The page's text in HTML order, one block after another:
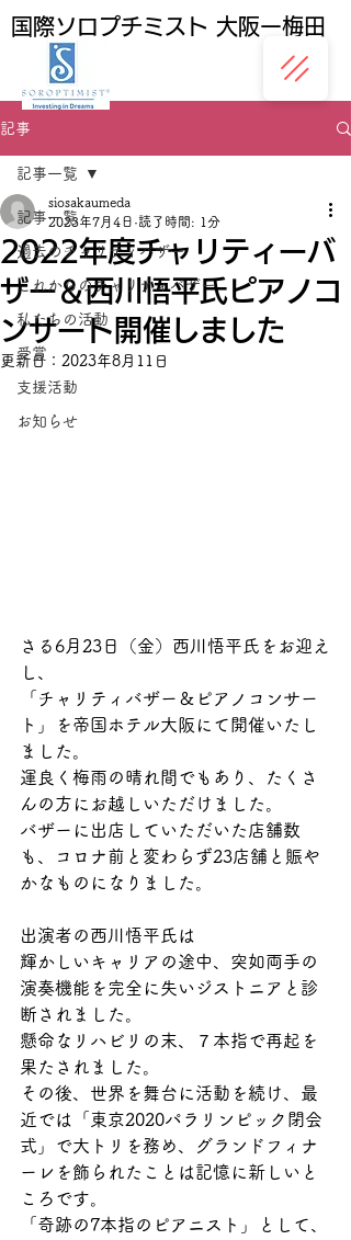
国際ソロプチミスト 大阪ー梅田
記事
記事一覧
過去のチャリティバザー
これからのチャリティバザー
私たちの活動
受賞
支援活動
お知らせ
記事一覧
2022年度チャリティーバ
ザー＆西川悟平氏ピアノコ
ンサート開催しました
siosakaumeda
2023年7月4日 読了時間: 1分
更新日： 2023年8月11日
さる6月23日（金）西川悟平氏をお迎え
し、
「チャリティバザー＆ピアノコンサー
ト」を帝国ホテル大阪にて開催いたし
ました。
運良く梅雨の晴れ間でもあり、たくさ
んの方にお越しいただけました。
バザーに出店していただいた店舗数
も、コロナ前と変わらず23店舗と賑や
かなものになりました。
出演者の西川悟平氏は
輝かしいキャリアの途中、突如両手の
演奏機能を完全に失いジストニアと診
断されました。
懸命なリハビリの末、７本指で再起を
果たされました。
その後、世界を舞台に活動を続け、最
近では「東京2020パラリンピック閉会
式」で大トリを務め、グランドフィナ
ーレを飾られたことは記憶に新しいと
ころです。
「奇跡の7本指のピアニスト」として、